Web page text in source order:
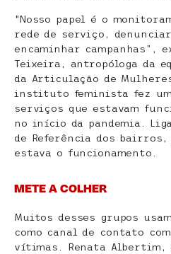
“Nosso papel é o
rede de serviço,
encaminhar campanhas”,
Teixeira, antropóloga da
da Articulação de
instituto feminista fez um
serviços que estavam
no início da pandemia.
de Referência dos bairros,
estava o funcionamento.
METE A COLHER
Muitos desses grupos
como canal de contato
vítimas. Renata Albertim,